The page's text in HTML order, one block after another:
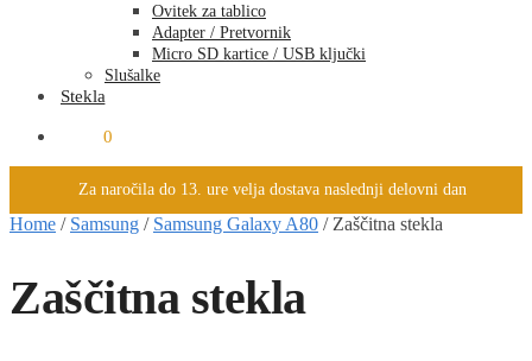
Ovitek za tablico
Adapter / Pretvornik
Micro SD kartice / USB ključki
Slušalke
Stekla
0
Za naročila do 13. ure velja dostava naslednji delovni dan
Home / Samsung / Samsung Galaxy A80 / Zaščitna stekla
Zaščitna stekla